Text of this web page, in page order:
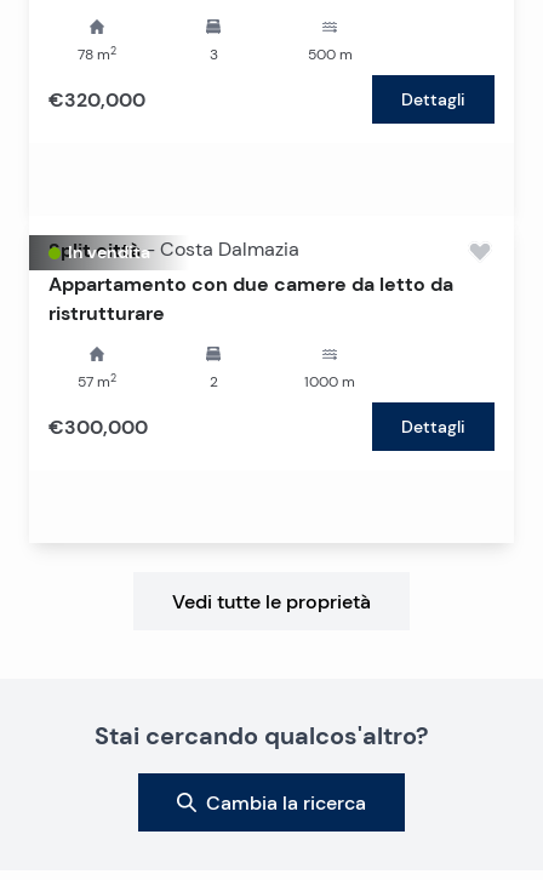
78 m2 3 500m
€320,000 Dettagli
In vendita
Split città - Costa Dalmazia
Appartamento con due camere da letto da
ristrutturare
57 m2 2 1000 m
€300,000 Dettagli
Vedi tutte le proprietà
Stai cercando qualcos'altro?
Cambia la ricerca